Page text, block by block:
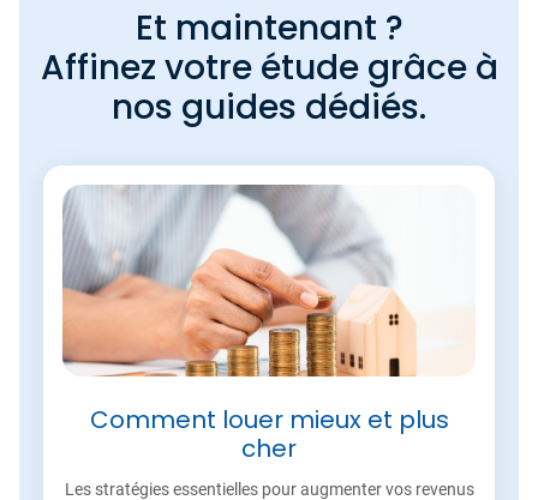
Et maintenant ?
Affinez votre étude grâce à
nos guides dédiés.
Comment louer mieux et plus
cher
Les stratégies essentielles pour augmenter vos revenus